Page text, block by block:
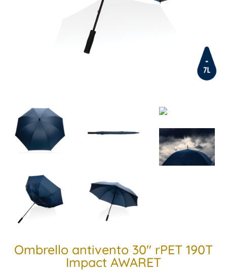
Ombrello antivento 30″ rPET 190T
Impact AWARET